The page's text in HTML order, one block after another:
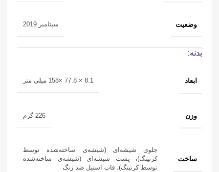
وضعیت سپتامبر 2019
بدنه:
ابعاد 8.1 × 77.8 ×158 میلی متر
وزن 226 گرم
ساخت
جلوی شیشه‌ای (شیشه‌ی ساخته‌شده توسط
کرنینگ)، پشت شیشه‌ای (شیشه‌ی ساخته‌شده
توسط کرنینگ)، قاب استیل ضد زنگ